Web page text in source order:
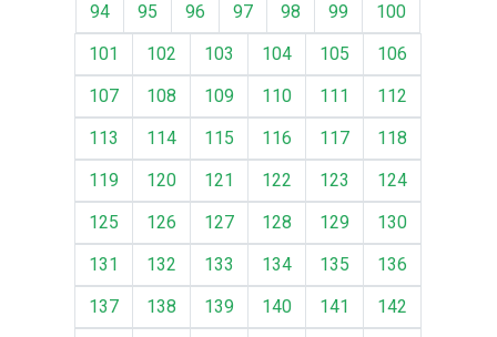
94
95 96 97 98 99
100
101
102 103 104 105
106
107
108 109 110 111
112
113
114 115 116 117
118
119
120 121 122 123
124
125
126 127 128 129
130
131
132 133 134 135
136
137
138 139 140 141
142